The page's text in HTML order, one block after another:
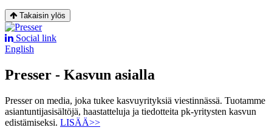
Takaisin ylös
Social link
English
Presser - Kasvun asialla
Presser on media, joka tukee kasvuyrityksiä viestinnässä. Tuotamme
asiantuntijasisältöjä, haastatteluja ja tiedotteita pk-yritysten kasvun
edistämiseksi. LISÄÄ>>